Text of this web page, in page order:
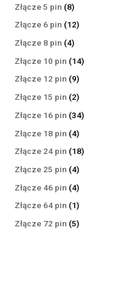
Złącze 5 pin 88
produktów
Złącze 6 pin 1212
Złącze 8 pin 44
produkty
Złącze 10 pin 1414
Złącze 12 pin 99
produktów
Złącze 15 pin 22
produkty
Złącze 16 pin 3434
Złącze 18 pin 44
produkty
Złącze 24 pin 1818
Złącze 25 pin 44
produkty
Złącze 46 pin 44
produkty
Złącze 64 pin 11
produkt
Złącze 72 pin 55